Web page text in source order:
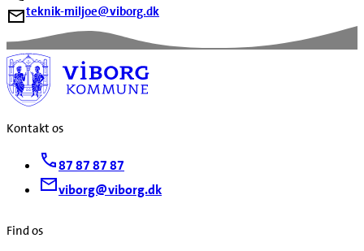
teknik-miljoe@viborg.dk
Kontakt os
87 87 87 87
viborg@viborg.dk
Find os